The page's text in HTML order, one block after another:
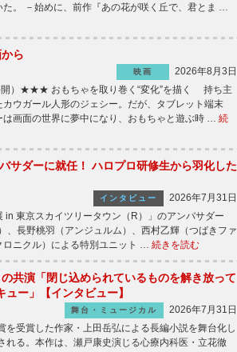
。 －始めに、前作『あの花が咲く丘で、君とま …
ら
映画
2026年8月3日
開）★★★ おもちゃを取り巻く“変化”を描く 持ち主
ウガール人形のジェシー。だが、タブレット端末
は画面の世界に夢中になり、おもちゃと遊ぶ時 … 続
サダーに就任！ ハロプロ研修生から羽化した
インタビュー
2026年7月31日
東京スカイツリータウン（R）」のアンバサダー
、長野桃羽（アンジュルム）、西村乙輝（つばきファ
ロニクル）による特別ユニット … 続きを読む
共演「閉じ込められているものを解き放って
ー」【インタビュー】
舞台・ミュージカル
2026年7月31日
受賞した作家・上田岳弘による長編小説を舞台化し
れる。本作は、瀬戸康史演じる心療内科医・立花徹